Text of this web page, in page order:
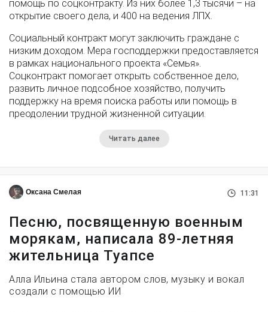
помощь по соцконтракту. Из них более 1,3 тысячи – на
открытие своего дела, и 400 на ведения ЛПХ.
Социальный контракт могут заключить граждане с
низким доходом. Мера господдержки предоставляется
в рамках национального проекта «Семья».
Соцконтракт помогает открыть собственное дело,
развить личное подсобное хозяйство, получить
поддержку на время поиска работы или помощь в
преодолении трудной жизненной ситуации.
Читать далее
Оксана Смелая 11:31
Песню, посвященную военным
морякам, написала 89-летняя
жительница Туапсе
Алла Ильина стала автором слов, музыку и вокал
создали с помощью ИИ